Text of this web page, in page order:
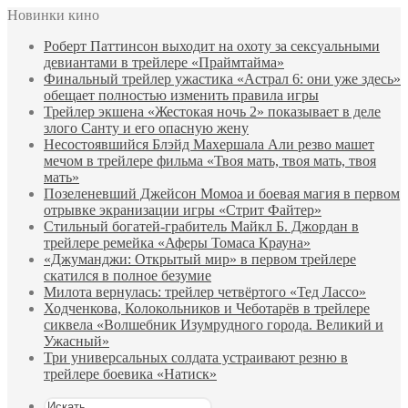
Новинки кино
Роберт Паттинсон выходит на охоту за сексуальными
девиантами в трейлере «Праймтайма»
Финальный трейлер ужастика «Астрал 6: они уже здесь»
обещает полностью изменить правила игры
Трейлер экшена «Жестокая ночь 2» показывает в деле
злого Санту и его опасную жену
Несостоявшийся Блэйд Махершала Али резво машет
мечом в трейлере фильма «Твоя мать, твоя мать, твоя
мать»
Позеленевший Джейсон Момоа и боевая магия в первом
отрывке экранизации игры «Стрит Файтер»
Стильный богатей-грабитель Майкл Б. Джордан в
трейлере ремейка «Аферы Томаса Крауна»
«Джуманджи: Открытый мир» в первом трейлере
скатился в полное безумие
Милота вернулась: трейлер четвёртого «Тед Лассо»
Ходченкова, Колокольников и Чеботарёв в трейлере
сиквела «Волшебник Изумрудного города. Великий и
Ужасный»
Три универсальных солдата устраивают резню в
трейлере боевика «Натиск»